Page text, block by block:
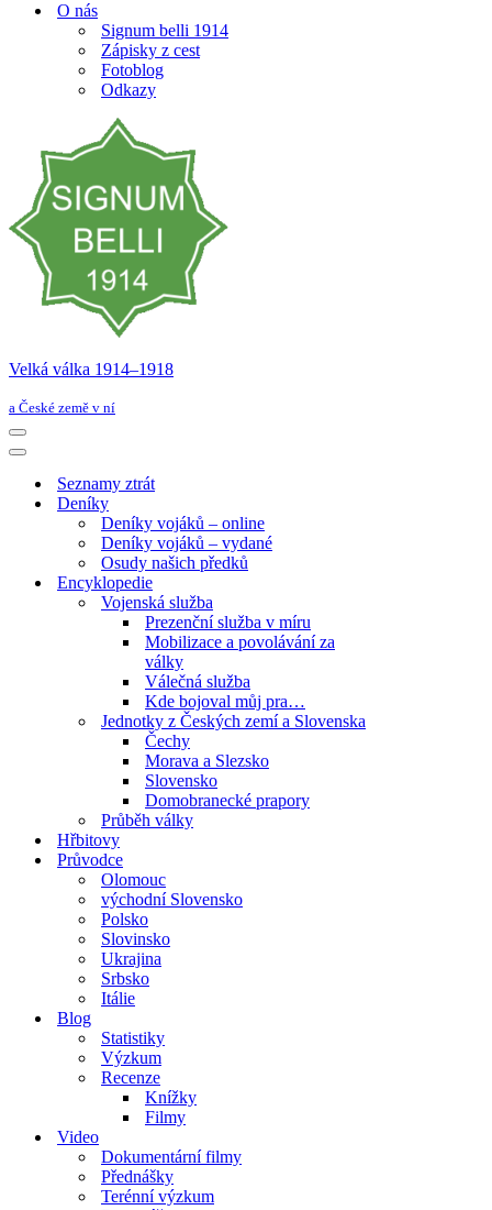
O nás
Signum belli 1914
Zápisky z cest
Fotoblog
Odkazy
Velká válka 1914–⁠⁠⁠⁠⁠⁠1918
a České země v ní
Navigační
menu
Navigační
Seznamy ztrát
Deníky
Deníky vojáků – online
Deníky vojáků – vydané
Osudy našich předků
Encyklopedie
Vojenská služba
Prezenční služba v míru
Mobilizace a povolávání za
války
Válečná služba
Kde bojoval můj pra…
Jednotky z Českých zemí a Slovenska
Čechy
Morava a Slezsko
Slovensko
Domobranecké prapory
Průběh války
Hřbitovy
Průvodce
Olomouc
východní Slovensko
Polsko
Slovinsko
Ukrajina
Srbsko
Itálie
Blog
Statistiky
Výzkum
Recenze
Knížky
Filmy
Video
Dokumentární filmy
Přednášky
Terénní výzkum